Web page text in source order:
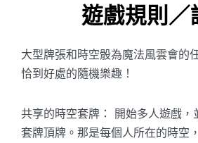
遊戲規則／
大型牌張和時空骰為魔法風雲會的
恰到好處的隨機樂趣！
共享的時空套牌： 開始多人遊戲，
套牌頂牌。那是每個人所在的時空